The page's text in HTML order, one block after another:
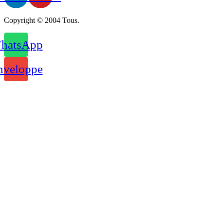
Copyright © 2004 Tous.